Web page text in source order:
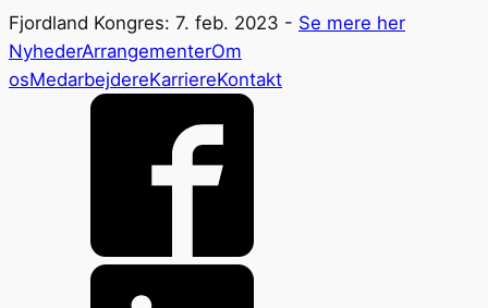
Fjordland Kongres: 7. feb. 2023 - Se mere her
NyhederArrangementerOm
osMedarbejdereKarriereKontakt